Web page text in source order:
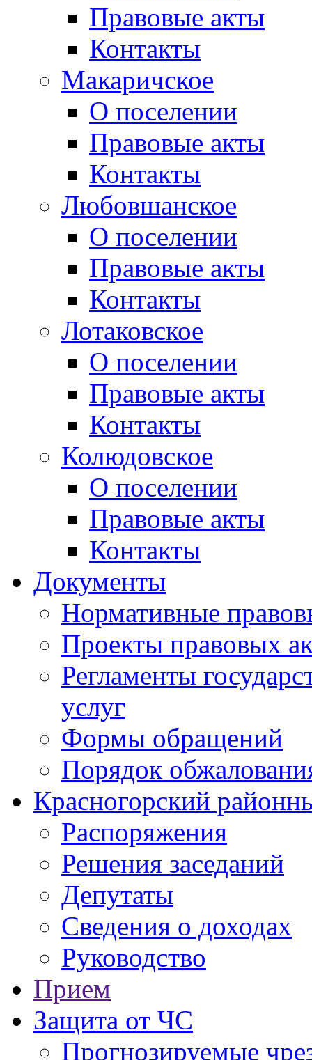
Правовые акты
Контакты
Макаричское
О поселении
Правовые акты
Контакты
Любовшанское
О поселении
Правовые акты
Контакты
Лотаковское
О поселении
Правовые акты
Контакты
Колюдовское
О поселении
Правовые акты
Контакты
Документы
Нормативные
Проекты правовых
Регламенты
услуг
Формы обращений
Порядок
Красногорский
Распоряжения
Решения заседаний
Депутаты
Сведения о доходах
Руководство
Прием
Защита от ЧС
Прогнозируемые